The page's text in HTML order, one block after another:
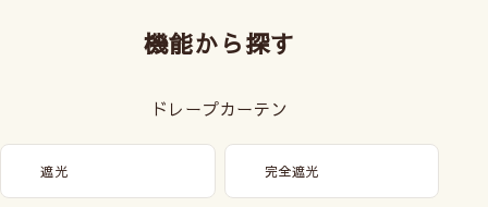
機能から探す
ドレープカーテン
遮光 完全遮光